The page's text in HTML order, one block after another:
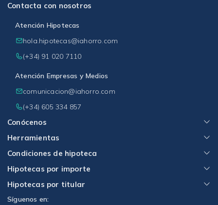
Conócenos
Herramientas
Condiciones de hipoteca
Hipotecas por importe
Hipotecas por titular
Contacta con nosotros
Atención Hipotecas
hola.hipotecas@iahorro.com
(+34) 91 020 7110
Atención Empresas y Medios
comunicacion@iahorro.com
(+34) 605 334 857
Síguenos en: